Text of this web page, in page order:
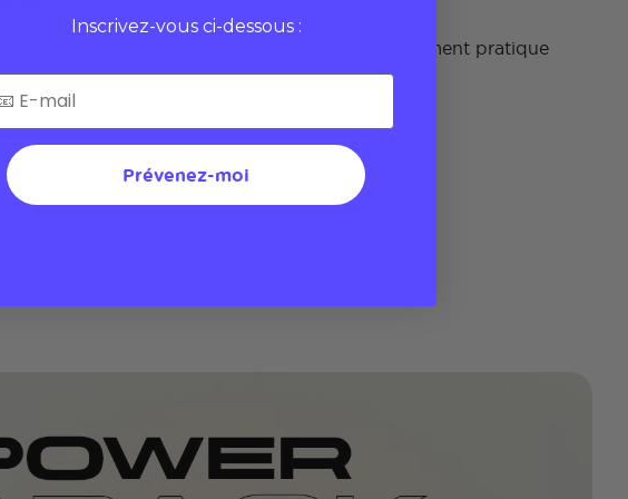
sur votre téléphone pour un chargement pratique
Inscrivez-vous ci-dessous :
Prévenez-moi